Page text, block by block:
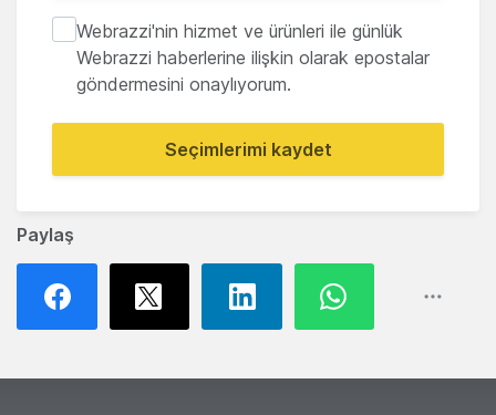
Paylaş
Webrazzi'nin hizmet ve ürünleri ile günlük
Webrazzi haberlerine ilişkin olarak epostalar
göndermesini onaylıyorum.
Seçimlerimi kaydet